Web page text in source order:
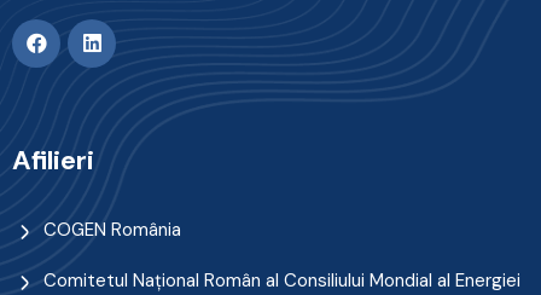
Afilieri
COGEN România
Comitetul Naţional Român al Consiliului Mondial al Energiei